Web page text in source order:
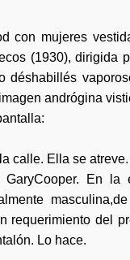
con mujeres
(1930), dirigida
andrógina
calle. Ella se
En la
requerimiento del
Lo hace.